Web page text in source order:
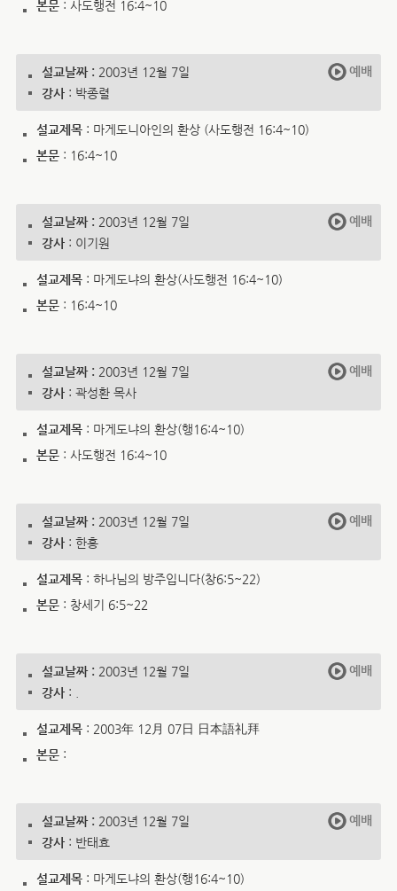
본문: 사도행전 16:4~10
설교날짜 : 2003년 12월 7일
강사: 박종렬
예배
설교제목: 마게도니아인의 환상 (사도행전 16:4~10)
본문: 16:4~10
설교날짜 : 2003년 12월 7일
강사: 이기원
예배
설교제목: 마게도냐의 환상(사도행전 16:4~10)
본문: 16:4~10
설교날짜 : 2003년 12월 7일
강사: 곽성환 목사
예배
설교제목: 마게도냐의 환상(행16:4~10)
본문: 사도행전 16:4~10
설교날짜 : 2003년 12월 7일
강사: 한홍
예배
설교제목: 하나님의 방주입니다(창6:5~22)
본문: 창세기 6:5~22
설교날짜 : 2003년 12월 7일
강사: .
예배
설교제목: 2003年 12月 07日 日本語礼拜
본문:
설교날짜 : 2003년 12월 7일
강사: 반태효
예배
설교제목: 마게도냐의 환상(행16:4~10)